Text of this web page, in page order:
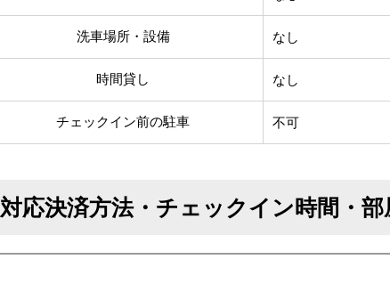
洗車場所・設備 なし
時間貸し なし
チェックイン前の駐車 不可
対応決済方法・チェックイン時間・